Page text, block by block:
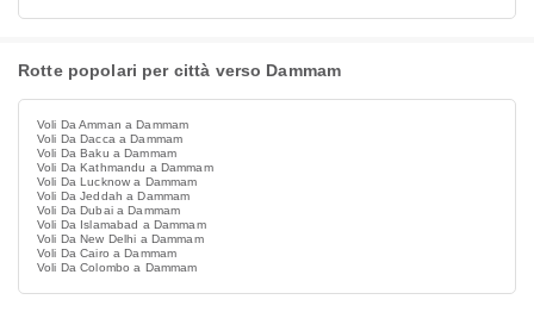
Rotte popolari per città verso Dammam
Voli Da Amman a Dammam
Voli Da Dacca a Dammam
Voli Da Baku a Dammam
Voli Da Kathmandu a Dammam
Voli Da Lucknow a Dammam
Voli Da Jeddah a Dammam
Voli Da Dubai a Dammam
Voli Da Islamabad a Dammam
Voli Da New Delhi a Dammam
Voli Da Cairo a Dammam
Voli Da Colombo a Dammam